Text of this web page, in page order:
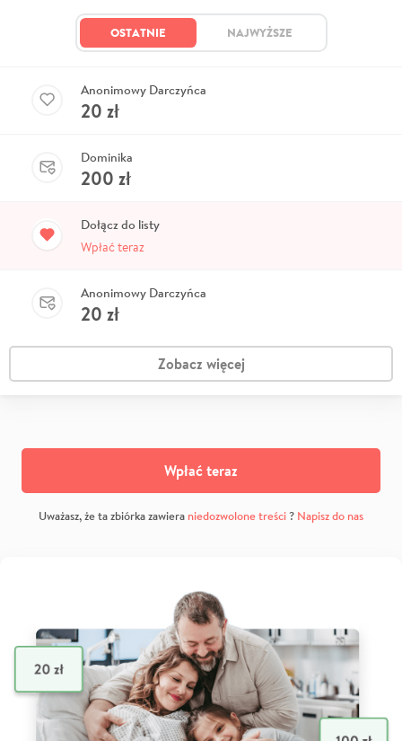
OSTATNIE NAJWYŻSZE
Anonimowy Darczyńca
20 zł
Dominika
200 zł
Dołącz do listy
Wpłać teraz
Anonimowy Darczyńca
20 zł
Zobacz więcej
Wpłać teraz
Uważasz, że ta zbiórka zawiera niedozwolone treści? Napisz do nas